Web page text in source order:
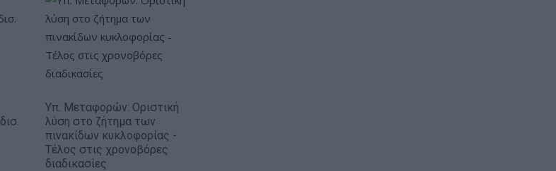
Υπ. Μεταφορών: Οριστική
λύση στο ζήτημα των
πινακίδων κυκλοφορίας -
Τέλος στις χρονοβόρες
διαδικασίες